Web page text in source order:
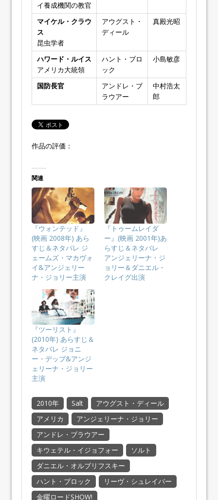
イ養成機関の教官
マイケル・クラウ
ス
昆虫学者
アウグスト・
ディール
真殿光昭
ハワード・ルイス
アメリカ大統領
ハント・ブロ
ック
小島敏彦
国防長官
アンドレ・ブ
ラウアー
中村浩太
郎
作品の評価：
関連
『ウォンテッド』
(映画 2008年) あら
すじ＆ネタバレ ジ
ェームズ・マカヴォ
イ&アンジェリー
ナ・ジョリー主演
『トゥームレイダ
ー』(映画 2001年)あ
らすじ＆ネタバレ
アンジェリーナ・ジ
ョリー＆ダニエル・
クレイグ出演
『ツーリスト』
(2010年) あらすじ＆
ネタバレ ジョニ
ー・デップ&アンジ
ェリーナ・ジョリー
主演
2010年 Salt
アウグスト・ディール
アメリカ
アンジェリーナ・ジョリー
アンドレ・ブラウアー
キウェテル・イジョフォー
ソルト
ダニエル・オルブリフスキー
ハント・ブロック
リーヴ・シュレイバー
金曜ロードSHOW!